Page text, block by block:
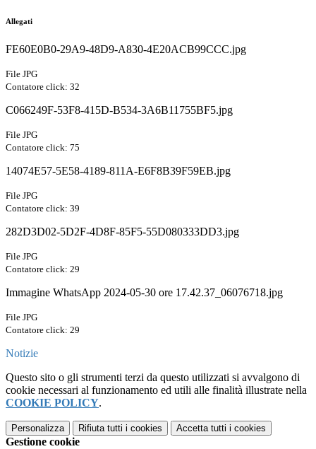
Allegati
FE60E0B0-29A9-48D9-A830-4E20ACB99CCC.jpg
File JPG
Contatore click: 32
C066249F-53F8-415D-B534-3A6B11755BF5.jpg
File JPG
Contatore click: 75
14074E57-5E58-4189-811A-E6F8B39F59EB.jpg
File JPG
Contatore click: 39
282D3D02-5D2F-4D8F-85F5-55D080333DD3.jpg
File JPG
Contatore click: 29
Immagine WhatsApp 2024-05-30 ore 17.42.37_06076718.jpg
File JPG
Contatore click: 29
Notizie
Questo sito o gli strumenti terzi da questo utilizzati si avvalgono di
cookie necessari al funzionamento ed utili alle finalità illustrate nella
COOKIE POLICY.
Personalizza Rifiuta tutti i cookies Accetta tutti i cookies
Gestione cookie